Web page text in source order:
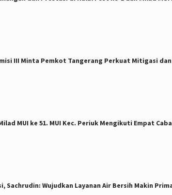
III Minta Pemkot Tangerang Perkuat Mitigasi
MUI ke 51. MUI Kec. Periuk Mengikuti Empat
Sachrudin: Wujudkan Layanan Air Bersih Makin